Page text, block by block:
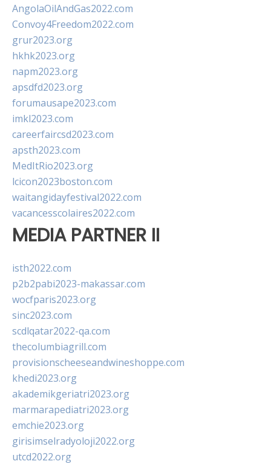
AngolaOilAndGas2022.com
Convoy4Freedom2022.com
grur2023.org
hkhk2023.org
napm2023.org
apsdfd2023.org
forumausape2023.com
imkl2023.com
careerfaircsd2023.com
apsth2023.com
MedItRio2023.org
lcicon2023boston.com
waitangidayfestival2022.com
vacancesscolaires2022.com
MEDIA PARTNER II
isth2022.com
p2b2pabi2023-makassar.com
wocfparis2023.org
sinc2023.com
scdlqatar2022-qa.com
thecolumbiagrill.com
provisionscheeseandwineshoppe.com
khedi2023.org
akademikgeriatri2023.org
marmarapediatri2023.org
emchie2023.org
girisimselradyoloji2022.org
utcd2022.org